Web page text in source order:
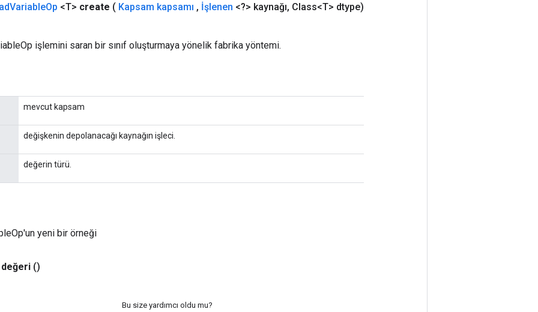
VariableOp <T> create ( Kapsam kapsamı , İşlenen <?> kaynağı, Class<T> dtype)
işlemini saran bir sınıf oluşturmaya yönelik fabrika yöntemi.
mevcut kapsam
değişkenin depolanacağı kaynağın işleci.
değerin türü.
yeni bir örneği
değeri ()
Bu size yardımcı oldu mu?